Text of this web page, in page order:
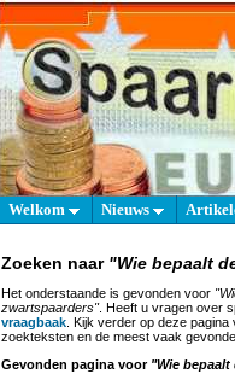
Welkom Nieuws
Zoeken naar "Wie bepaalt
Het onderstaande is gevonden voor
zwartspaarders". Heeft u vragen over
vraagbaak . Kijk verder op deze
zoekteksten en de meest vaak
Gevonden pagina voor "Wie